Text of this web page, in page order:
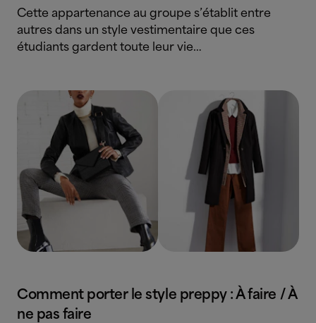
Cette appartenance au groupe s’établit entre
autres dans un style vestimentaire que ces
étudiants gardent toute leur vie…
Comment porter le style preppy : À faire / À
ne pas faire